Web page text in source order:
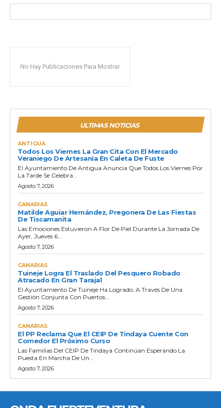
No Hay Publicaciones Para Mostrar
ULTIMAS NOTICIAS
ANTIGUA
Todos Los Viernes La Gran Cita Con El Mercado
Veraniego De Artesanía En Caleta De Fuste
El Ayuntamiento De Antigua Anuncia Que Todos Los Viernes Por
La Tarde Se Celebra...
Agosto 7, 2026
CANARIAS
Matilde Aguiar Hernández, Pregonera De Las Fiestas
De Tiscamanita
Las Emociones Estuvieron A Flor De Piel Durante La Jornada De
Ayer, Jueves 6...
Agosto 7, 2026
CANARIAS
Tuineje Logra El Traslado Del Pesquero Robado
Atracado En Gran Tarajal
El Ayuntamiento De Tuineje Ha Logrado, A Través De Una
Gestión Conjunta Con Puertos...
Agosto 7, 2026
CANARIAS
El PP Reclama Que El CEIP De Tindaya Cuente Con
Comedor El Próximo Curso
Las Familias Del CEIP De Tindaya Continúan Esperando La
Puesta En Marcha De Un...
Agosto 7, 2026